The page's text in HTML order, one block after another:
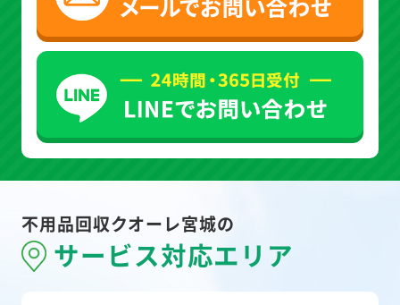
不用品回収クオーレ宮城の
サービス対応エリア